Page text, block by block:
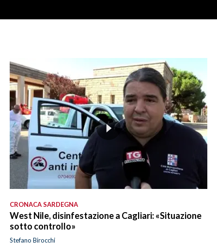
CRONACA SARDEGNA
West Nile, disinfestazione a Cagliari: «Situazione
sotto controllo»
Stefano Birocchi